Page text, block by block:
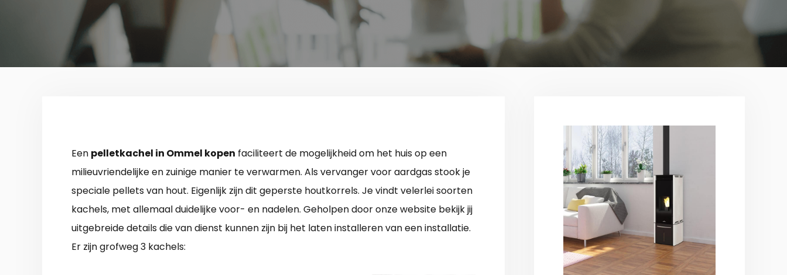
Een pelletkachel in Ommel kopen faciliteert de mogelijkheid om het huis op een
milieuvriendelijke en zuinige manier te verwarmen. Als vervanger voor aardgas stook je
speciale pellets van hout. Eigenlijk zijn dit geperste houtkorrels. Je vindt velerlei soorten
kachels, met allemaal duidelijke voor- en nadelen. Geholpen door onze website bekijk jij
uitgebreide details die van dienst kunnen zijn bij het laten installeren van een installatie.
Er zijn grofweg 3 kachels: